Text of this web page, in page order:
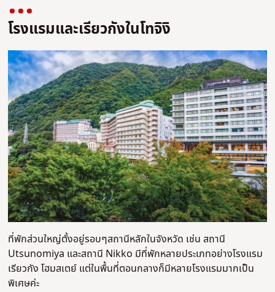
โรงแรมและเรียวกังในโทจิงิ
ที่พักส่วนใหญ่ตั้งอยู่รอบๆสถานีหลักในจังหวัด เช่น สถานี
Utsunomiya และสถานี Nikko มีที่พักหลายประเภทอย่างโรงแรม
เรียวกัง โฮมสเตย์ แต่ในพื้นที่ตอนกลางก็มีหลายโรงแรมมากเป็น
พิเศษค่ะ